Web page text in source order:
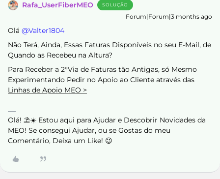
Rafa_UserFiberMEO SOLUÇÃO
Forum|Forum|3 months ago
Olá ​ @Valter1804
Não Terá, Ainda, Essas Faturas Disponíveis no seu E-Mail, de
Quando as Recebeu na Altura?
Para Receber a 2°Via de Faturas tão Antigas, só Mesmo
Experimentando Pedir no Apoio ao Cliente através das
Linhas de Apoio MEO >
Olá! ⛱️☀️ Estou aqui para Ajudar e Descobrir Novidades da
MEO! Se consegui Ajudar, ou se Gostas do meu
Comentário, Deixa um Like! 😉